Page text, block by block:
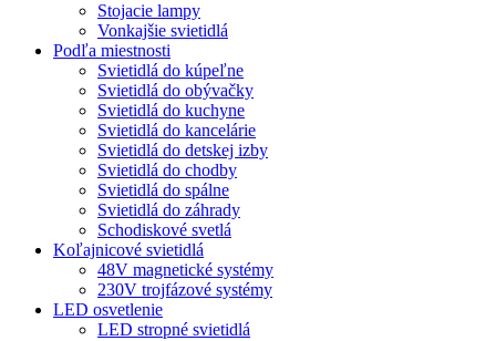
Stojacie lampy
Vonkajšie svietidlá
Podľa miestnosti
Svietidlá do kúpeľne
Svietidlá do obývačky
Svietidlá do kuchyne
Svietidlá do kancelárie
Svietidlá do detskej izby
Svietidlá do chodby
Svietidlá do spálne
Svietidlá do záhrady
Schodiskové svetlá
Koľajnicové svietidlá
48V magnetické systémy
230V trojfázové systémy
LED osvetlenie
LED stropné svietidlá